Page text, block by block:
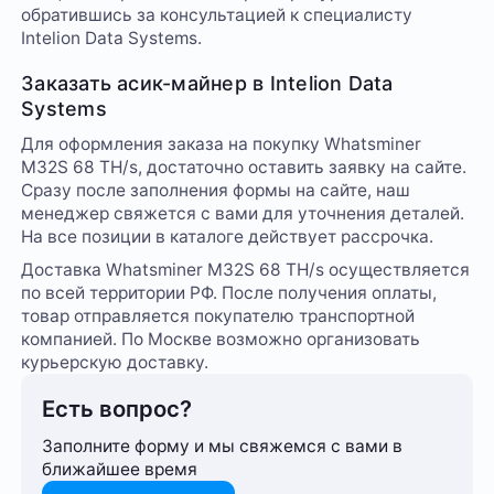
обратившись за консультацией к специалисту
Intelion Data Systems.
Заказать асик-майнер в Intelion Data
Systems
Для оформления заказа на покупку Whatsminer
M32S 68 TH/s, достаточно оставить заявку на сайте.
Сразу после заполнения формы на сайте, наш
менеджер свяжется с вами для уточнения деталей.
На все позиции в каталоге действует рассрочка.
Доставка Whatsminer M32S 68 TH/s осуществляется
по всей территории РФ. После получения оплаты,
товар отправляется покупателю транспортной
компанией. По Москве возможно организовать
курьерскую доставку.
Есть вопрос?
Заполните форму и мы свяжемся с вами в
ближайшее время